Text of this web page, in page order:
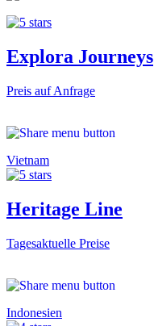
Explora Journeys
Preis auf Anfrage
Vietnam
Heritage Line
Tagesaktuelle Preise
Indonesien